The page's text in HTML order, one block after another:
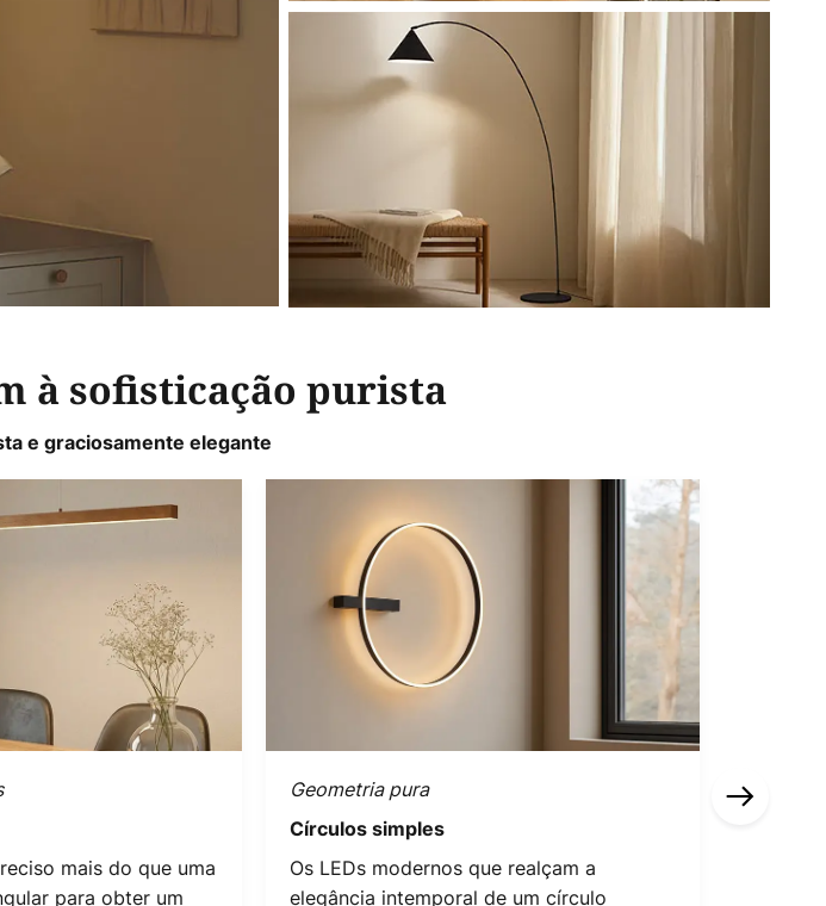
à sofisticação purista
e graciosamente elegante
mais do que uma
para obter um
Geometria pura
Círculos simples
Os LEDs modernos que realçam a
elegância intemporal de um círculo